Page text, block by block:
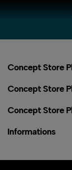
Concept Store
Concept Store
Concept Store
Informations